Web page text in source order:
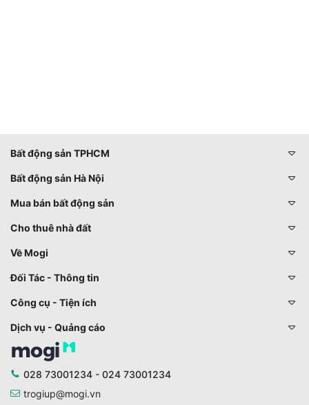
Bất động sản TPHCM
Bất động sản Hà Nội
Mua bán bất động sản
Cho thuê nhà đất
Về Mogi
Đối Tác - Thông tin
Công cụ - Tiện ích
Dịch vụ - Quảng cáo
028 73001234 - 024 73001234
trogiup@mogi.vn